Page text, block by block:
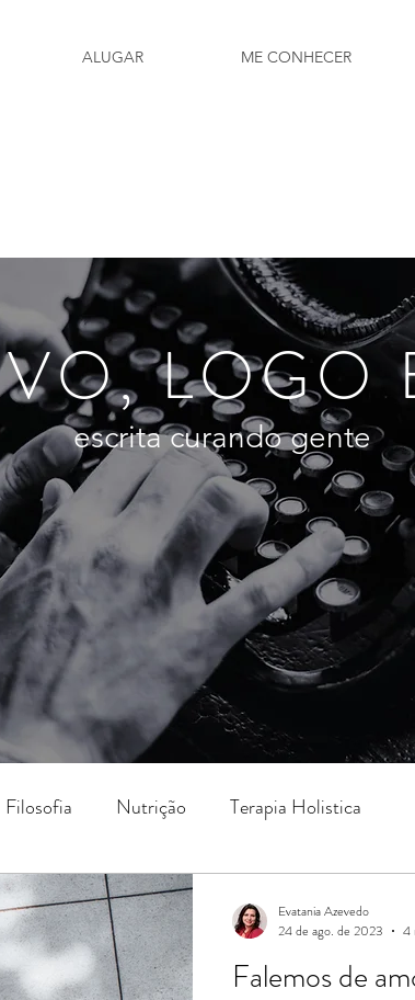
ALUGAR ME CONHECER
LOGO
escrita curando gente
Filosofia Nutrição Terapia Holistica
Psico & Pedagogia
Falemos de
Evatania Azevedo
24 de ago. de 2023
4